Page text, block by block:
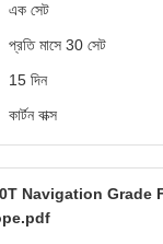
এক সেট
প্রতি মাসে 30 সেট
15 দিন
কার্টন বাক্স
Navigation Grade